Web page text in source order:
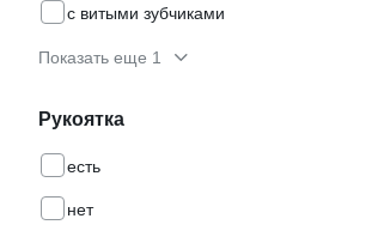
с витыми зубчиками
Показать еще 1
Рукоятка
есть
нет